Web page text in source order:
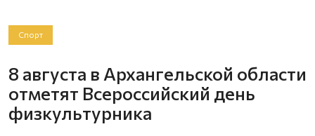
Спорт
8 августа в Архангельской области
отметят Всероссийский день
физкультурника